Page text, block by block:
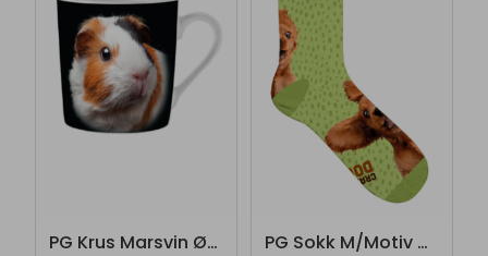
PG Krus Marsvin Øyer PG Sokk M/Motiv Crazy Dog * Str 39-44